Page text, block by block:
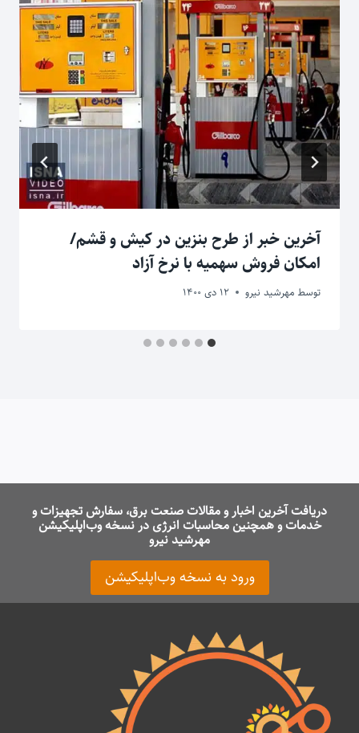
آخرین خبر از طرح بنزین در کیش و قشم/
امکان فروش سهمیه با نرخ آزاد
توسط مهرشید نیرو 12 دی 1400
دریافت آخرین اخبار و مقالات صنعت برق، سفارش تجهیزات و
خدمات و همچنین محاسبات انرژی در نسخه وب‌اپلیکیشن
مهرشید نیرو
ورود به نسخه وب‌اپلیکیشن